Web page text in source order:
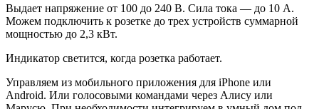
Выдает напряжение от 100 до 240 В. Сила тока — до 10 А.
Можем подключить к розетке до трех устройств суммарной
мощностью до 2,3 кВт.
Индикатор светится, когда розетка работает.
Управляем из мобильного приложения для iPhone или
Android. Или голосовыми командами через Алису или